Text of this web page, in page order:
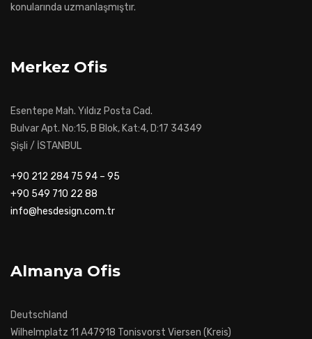
konularında uzmanlaşmıştır.
Merkez Ofis
Esentepe Mah. Yıldız Posta Cad.
Bulvar Apt. No:15, B Blok, Kat:4, D:17 34349
Şişli / İSTANBUL
+90 212 284 75 94 – 95
+90 549 710 22 88
info@hesdesign.com.tr
Almanya Ofis
Deutschland
Wilhelmplatz 11 A47918 Tonisvorst Viersen (Kreis)